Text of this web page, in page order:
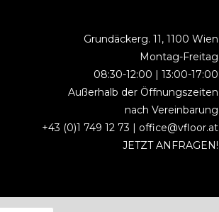
Grundäckerg. 11, 1100 Wien
Montag-Freitag
08:30-12:00 | 13:00-17:00
Außerhalb der Öffnungszeiten
nach Vereinbarung
+43 (0)1 749 12 73 | office@vfloor.at
JETZT ANFRAGEN!